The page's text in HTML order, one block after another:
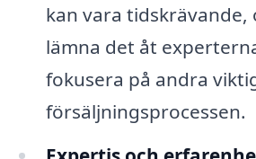
kan vara tidskrävande,
lämna det åt
fokusera på andra
försäljningsprocessen.